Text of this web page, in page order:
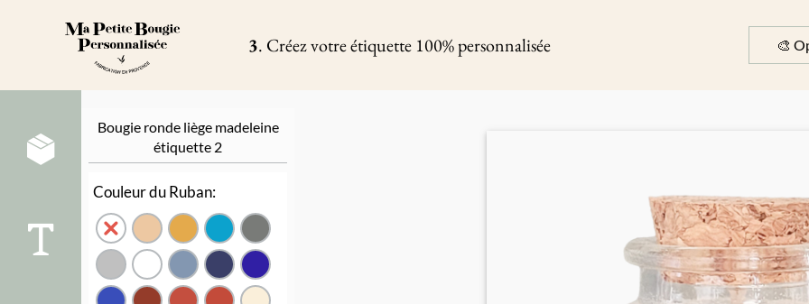
3. Créez votre étiquette 100% personnalisée 🎨
Bougie ronde liège madeleine
étiquette 2
Couleur du Ruban: